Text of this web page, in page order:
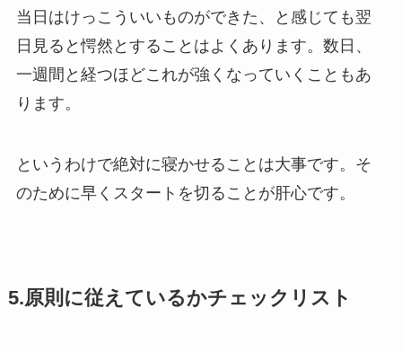
当日はけっこういいものができた、と感じても翌
日見ると愕然とすることはよくあります。数日、
一週間と経つほどこれが強くなっていくこともあ
ります。
というわけで絶対に寝かせることは大事です。そ
のために早くスタートを切ることが肝心です。
5.原則に従えているかチェックリスト